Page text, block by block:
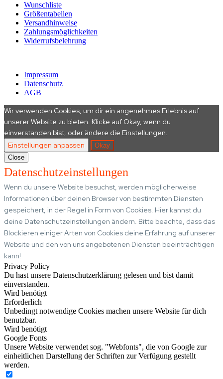
Wunschliste
Größentabellen
Versandhinweise
Zahlungsmöglichkeiten
Widerrufsbelehrung
Impressum
Datenschutz
AGB
Wir verwenden Cookies, um dir ein angenehmes Erlebnis auf
unserer Website zu bieten. Klicke auf Okay, wenn du
einverstanden bist, oder ändere die Einstellungen.
Einstellungen anpassen
Okay
Close
Datenschutzeinstellungen
Wenn du unsere Website besuchst, werden möglicherweise
Informationen über deinen Browser von bestimmten Diensten
gespeichert, in der Regel in Form von Cookies. Hier kannst du
deine Datenschutzeinstellungen ändern. Bitte beachte, dass das
Blockieren einiger Arten von Cookies deine Erfahrung auf unserer
Website und den von uns angebotenen Diensten beeinträchtigen
kann!
Privacy Policy
Du hast unsere Datenschutzerklärung gelesen und bist damit
einverstanden.
Wird benötigt
Erforderlich
Unbedingt notwendige Cookies machen unsere Website für dich
benutzbar.
Wird benötigt
Google Fonts
Unsere Website verwendet sog. "Webfonts", die von Google zur
einheitlichen Darstellung der Schriften zur Verfügung gestellt
werden.